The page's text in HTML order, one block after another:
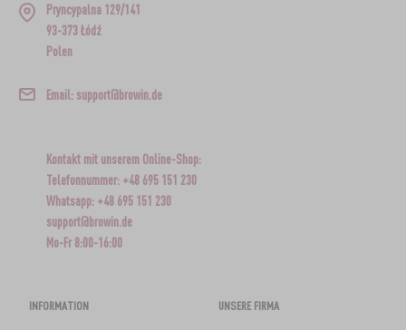
Pryncypalna 129/141
93-373 Łódź
Polen
Email: support@browin.de
Kontakt mit unserem Online-Shop:
Telefonnummer: +48 695 151 230
Whatsapp: +48 695 151 230
support@browin.de
Mo-Fr 8:00-16:00
INFORMATION UNSERE FIRMA